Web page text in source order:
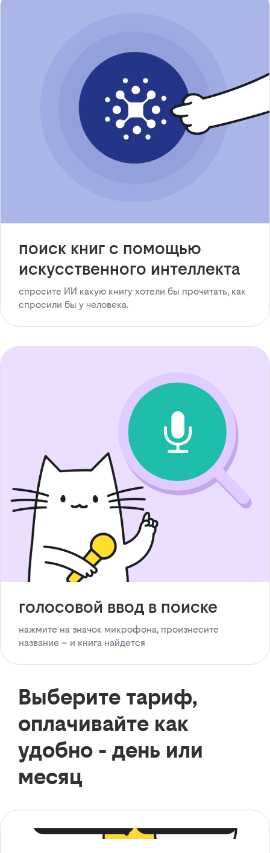
поиск книг с помощью
искусственного интеллекта
спросите ИИ какую книгу хотели бы прочитать, как
спросили бы у человека.
голосовой ввод в поиске
нажмите на значок микрофона, произнесите
название – и книга найдется
Выберите тариф,
оплачивайте как
удобно - день или
месяц